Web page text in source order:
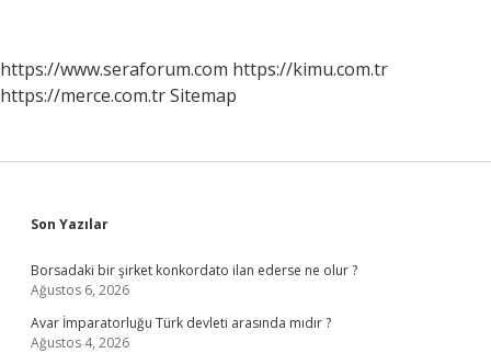
https://www.seraforum.com https://kimu.com.tr
https://merce.com.trSitemap
Sidebar
Son Yazılar
Borsadaki bir şirket konkordato ilan ederse ne olur ?
Ağustos 6, 2026
Avar İmparatorluğu Türk devleti arasında mıdır ?
Ağustos 4, 2026